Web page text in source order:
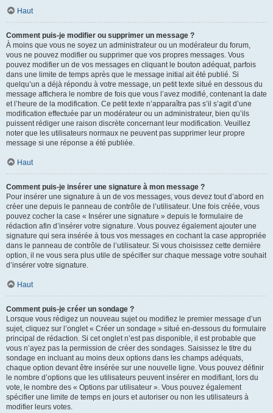
Haut
Comment puis-je modifier ou supprimer un message ?
À moins que vous ne soyez un administrateur ou un modérateur du forum,
vous ne pouvez modifier ou supprimer que vos propres messages. Vous
pouvez modifier un de vos messages en cliquant le bouton adéquat, parfois
dans une limite de temps après que le message initial ait été publié. Si
quelqu’un a déjà répondu à votre message, un petit texte situé en dessous du
message affichera le nombre de fois que vous l’avez modifié, contenant la date
et l’heure de la modification. Ce petit texte n’apparaîtra pas s’il s’agit d’une
modification effectuée par un modérateur ou un administrateur, bien qu’ils
puissent rédiger une raison discrète concernant leur modification. Veuillez
noter que les utilisateurs normaux ne peuvent pas supprimer leur propre
message si une réponse a été publiée.
Haut
Comment puis-je insérer une signature à mon message ?
Pour insérer une signature à un de vos messages, vous devez tout d’abord en
créer une depuis le panneau de contrôle de l’utilisateur. Une fois créée, vous
pouvez cocher la case « Insérer une signature » depuis le formulaire de
rédaction afin d’insérer votre signature. Vous pouvez également ajouter une
signature qui sera insérée à tous vos messages en cochant la case appropriée
dans le panneau de contrôle de l’utilisateur. Si vous choisissez cette dernière
option, il ne vous sera plus utile de spécifier sur chaque message votre souhait
d’insérer votre signature.
Haut
Comment puis-je créer un sondage ?
Lorsque vous rédigez un nouveau sujet ou modifiez le premier message d’un
sujet, cliquez sur l’onglet « Créer un sondage » situé en-dessous du formulaire
principal de rédaction. Si cet onglet n’est pas disponible, il est probable que
vous n’ayez pas la permission de créer des sondages. Saisissez le titre du
sondage en incluant au moins deux options dans les champs adéquats,
chaque option devant être insérée sur une nouvelle ligne. Vous pouvez définir
le nombre d’options que les utilisateurs peuvent insérer en modifiant, lors du
vote, le nombre des « Options par utilisateur ». Vous pouvez également
spécifier une limite de temps en jours et autoriser ou non les utilisateurs à
modifier leurs votes.